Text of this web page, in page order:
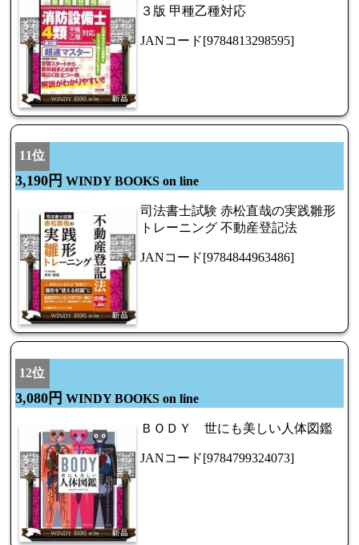
３版 甲種乙種対応
JANコード[9784813298595]
11位
3,190円 WINDY BOOKS on line
司法書士試験 赤松直哉の実践雛形
トレーニング 不動産登記法
JANコード[9784844963486]
12位
3,080円 WINDY BOOKS on line
ＢＯＤＹ 世にも美しい人体図鑑
JANコード[9784799324073]